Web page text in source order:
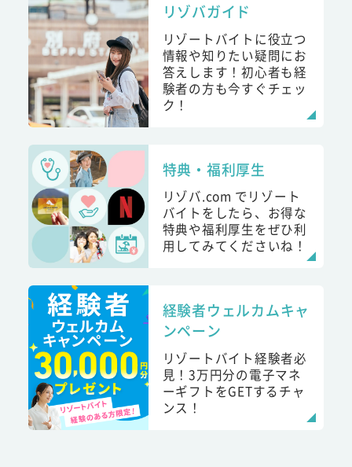
リゾバガイド
リゾートバイトに役立つ
情報や知りたい疑問にお
答えします！初心者も経
験者の方も今すぐチェッ
ク！
特典・福利厚生
リゾバ.com でリゾート
バイトをしたら、お得な
特典や福利厚生をぜひ利
用してみてくださいね！
経験者ウェルカムキャ
ンペーン
リゾートバイト経験者必
見！3万円分の電子マネ
ーギフトをGETするチャ
ンス！